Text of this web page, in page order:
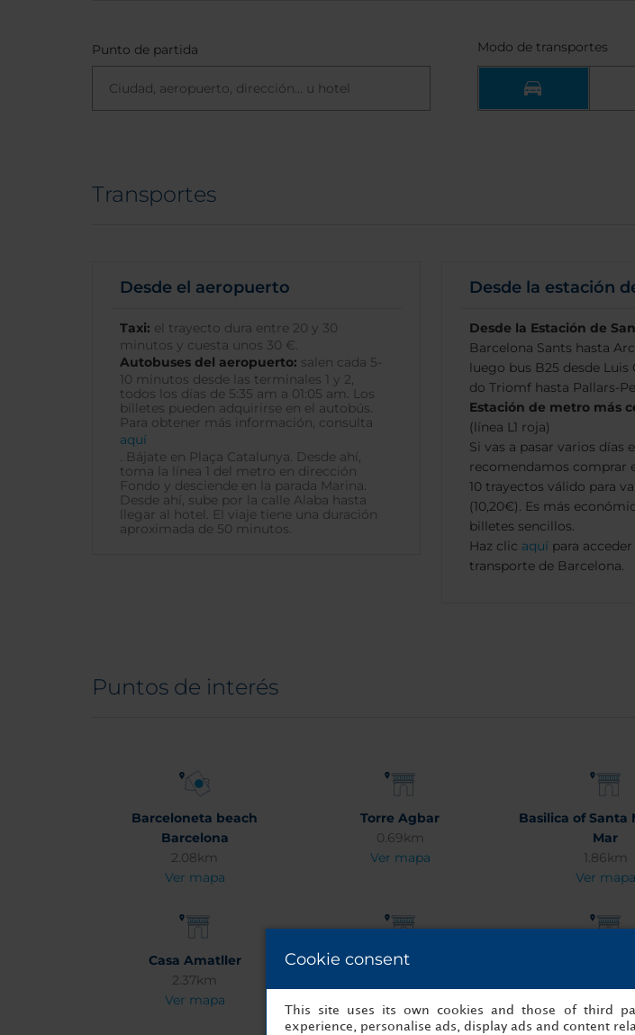
Punto de partida Modo de transportes
Transportes
Desde el aeropuerto
Taxi: el trayecto dura entre 20 y 30
minutos y cuesta unos 30 €.
Autobuses del aeropuerto: salen cada 5-
10 minutos desde las terminales 1 y 2,
todos los días de 5:35 am a 01:05 am. Los
billetes pueden adquirirse en el autobús.
Para obtener más información, consulta
aquí
. Bájate en Plaça Catalunya. Desde ahí,
toma la línea 1 del metro en dirección
Fondo y desciende en la parada Marina.
Desde ahí, sube por la calle Alaba hasta
llegar al hotel. El viaje tiene una duración
aproximada de 50 minutos.
Desde la estación
Desde la Estación de
Barcelona Sants hasta
luego bus B25 desde Luis
do Triomf hasta Pallars-
Estación de metro más
(línea L1 roja)
Si vas a pasar varios días
recomendamos comprar
10 trayectos válido para
(10,20€). Es más
billetes sencillos.
Haz clic aquí para
transporte de Barcelona.
Puntos de interés
Barceloneta beach
Barcelona
2.08km
Ver mapa
Torre Agbar
0.69km
Ver mapa
Basilica of Santa
Mar
1.86km
Ver mapa
Casa Amatller
2.37km
Ver mapa
Casa Batlló
Cookie consent
This site uses its own cookies and those of third
experience, personalise ads, display ads and content